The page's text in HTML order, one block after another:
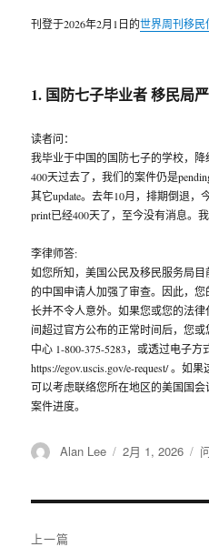
刊登于2026年2月1日的世界周刊移
1. 国防七子毕业者 移民局
读者问：
我毕业于中国的国防七子的学校，降
400天过去了，我们的案件仍是
其它update。去年10月，排期倒退，
print已经400天了，至今没有消息。
李律师答:
如您所知，美国公民及移民服务局
的中国申请人加强了审查。因此，
长并不令人意外。如果您或您的法
间超过官方公布的正常时间后，您
中心 1-800-375-5283，或透过电子方
https://egov.uscis.gov/e-request/ 。如
可以考虑联络您所在地区的美国国
案件进度。
作
Alan Lee
发
2月 1, 2026
上一篇